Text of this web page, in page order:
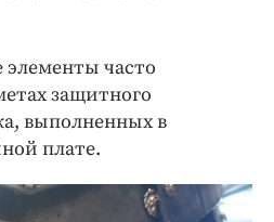
часто
защитного
выполненных в
плате.